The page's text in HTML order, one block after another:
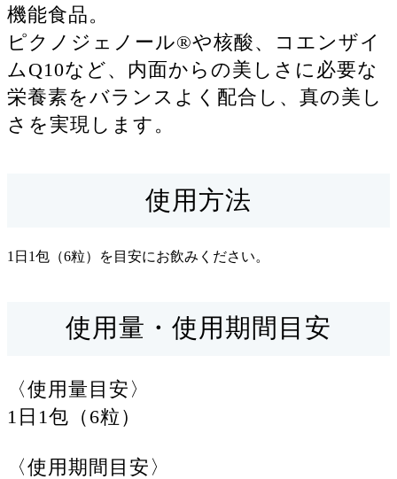
機能食品。
ピクノジェノール®や核酸、コエンザイ
ムQ10など、内面からの美しさに必要な
栄養素をバランスよく配合し、真の美し
さを実現します。
使用方法
1日1包（6粒）を目安にお飲みください。
使用量・使用期間目安
〈使用量目安〉
1日1包（6粒）
〈使用期間目安〉